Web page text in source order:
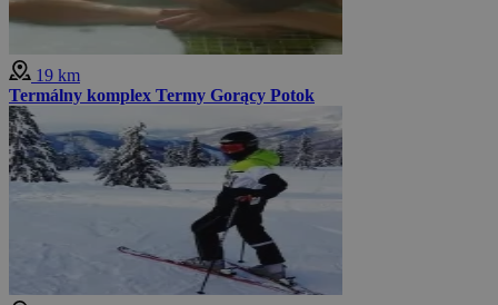
19 km
Termálny komplex Termy Gorący Potok